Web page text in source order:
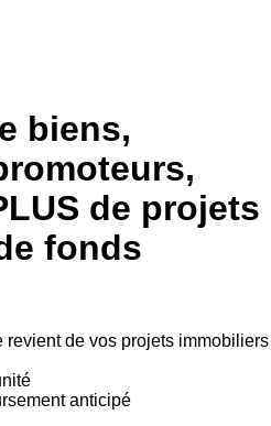
biens,
de projets
fonds
revient de vos projets immobiliers
anticipé